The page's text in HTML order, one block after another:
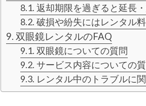
返却期限を過ぎると延長
破損や紛失にはレンタル
双眼鏡レンタルのFAQ
双眼鏡についての質問
サービス内容についての
レンタル中のトラブルに